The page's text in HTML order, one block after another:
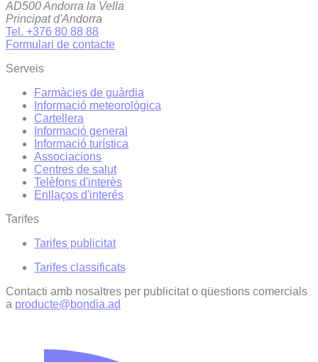
AD500 Andorra la Vella
Principat d'Andorra
Tel. +376 80 88 88
Formulari de contacte
Serveis
Farmàcies de guàrdia
Informació meteorològica
Cartellera
Informació general
Informació turística
Associacions
Centres de salut
Telèfons d'interès
Enllaços d'interés
Tarifes
Tarifes publicitat
Tarifes classificats
Contacti amb nosaltres per publicitat o qüestions comercials
a producte@bondia.ad